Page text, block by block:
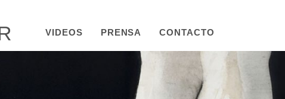
VIDEOS PRENSA CONTACTO